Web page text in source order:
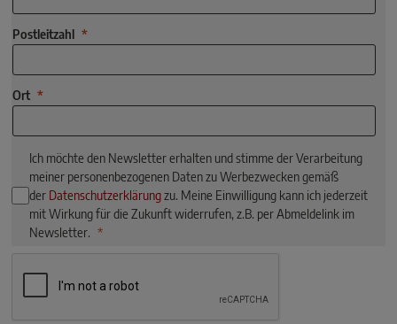
Postleitzahl
Ort
Ich möchte den Newsletter erhalten und stimme der Verarbeitung
meiner personenbezogenen Daten zu Werbezwecken gemäß
der Datenschutzerklärungzu. Meine Einwilligung kann ich jederzeit
mit Wirkung für die Zukunft widerrufen, z.B. per Abmeldelink im
Newsletter.